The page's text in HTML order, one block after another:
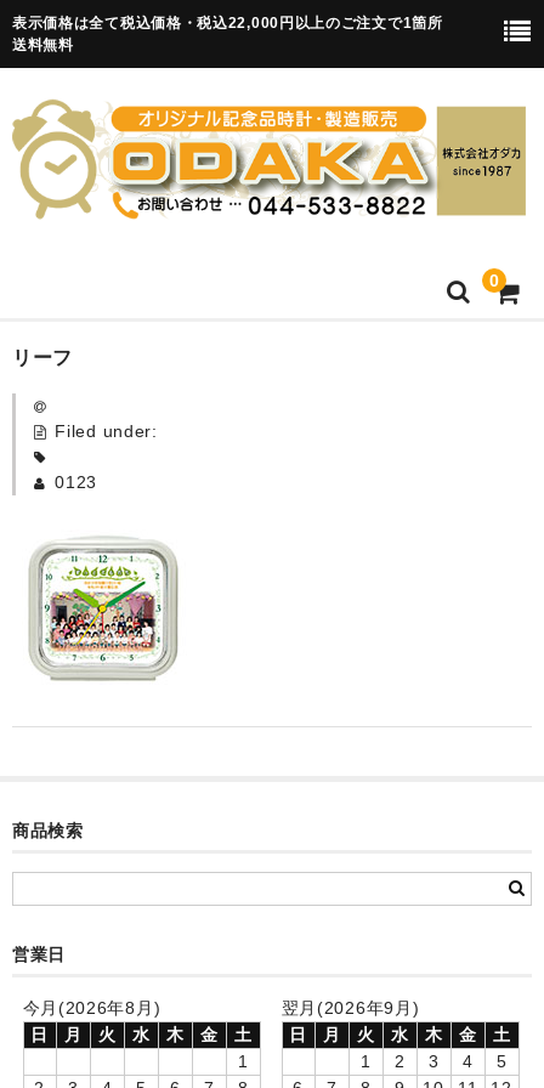
表示価格は全て税込価格・税込22,000円以上のご注文で1箇所
送料無料
0
HOME
卒園記念品
カード付フォトフレームクロック(集合)
目覚まし時計(集合＋個別)
メロディ時計(集合)
お絵かきギャラリープラス(絵＋個別)
メロディ時計(個別)
お絵かきギャラリー
自作オリジナル時計
リーフ
Filed under:
0123
商品検索
営業日
今月(2026年8月)
日
月 火 水 木 金
土
1
翌月(2026年9月)
日
月 火 水 木 金
土
1
2 3 4
5